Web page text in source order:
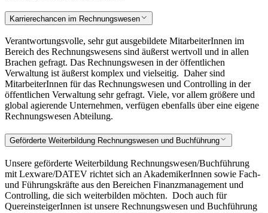
Karrierechancen im Rechnungswesen
Verantwortungsvolle, sehr gut ausgebildete MitarbeiterInnen im
Bereich des Rechnungswesens sind äußerst wertvoll und in allen
Brachen gefragt. Das Rechnungswesen in der öffentlichen
Verwaltung ist äußerst komplex und vielseitig. Daher sind
MitarbeiterInnen für das Rechnungswesen und Controlling in der
öffentlichen Verwaltung sehr gefragt. Viele, vor allem größere und
global agierende Unternehmen, verfügen ebenfalls über eine eigene
Rechnungswesen Abteilung.
Geförderte Weiterbildung Rechnungswesen und Buchführung
Unsere geförderte Weiterbildung Rechnungswesen/Buchführung
mit Lexware/DATEV richtet sich an AkademikerInnen sowie Fach-
und Führungskräfte aus den Bereichen Finanzmanagement und
Controlling, die sich weiterbilden möchten. Doch auch für
QuereinsteigerInnen ist unsere Rechnungswesen und Buchführung